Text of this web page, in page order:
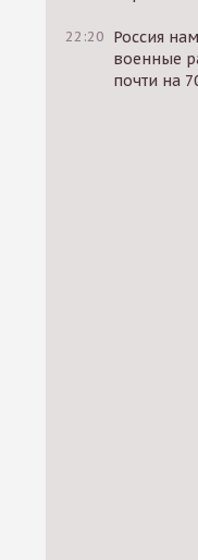
22:20 Россия
военные
почти на